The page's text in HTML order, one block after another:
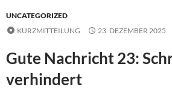
UNCATEGORIZED
KURZMITTEILUNG
23. DEZEMBER 2025
Gute Nachricht 23:
verhindert